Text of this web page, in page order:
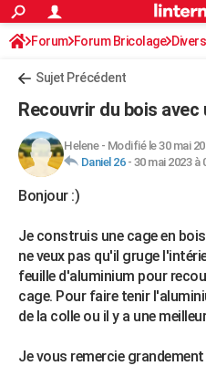
ACTUALITÉS
Politique
Société
Faits Divers
Education
Monde
Villes
+
FINANCE
Retraite
Impôts
Epargne
Immobilier
Risques naturels par ville
Banque
Assurance
Crédit
AUTO
Essais
Réserver un essai
Citadines
Berlines
SUV
Forum auto
+HIGH-TECH
Mobiles
Meilleur smartphone
Internet
Ordinateurs
Jeux vidéo
Guide high-tech
+BRICOLAGE
Forum
Aménagement intérieur
Extérieur
Cuisine
Salle de bains
Jardinage
Rangement
WEEK-END
Guides de France
Escapades
Patrimoine
Expositions
Musées
Week-end nature
+LIFESTYLE
Art de vivre
Bien-être
Loisirs
Mode
Modes de vie
SANTE
Forum Forum Bricolage
Sujet Précédent
Recouvrir du bois
Helene- Modifié le 30 mai
Daniel 26- 30 mai 2023 à
Bonjour :)
Je construis une cage en
ne veux pas qu'il gruge
feuille d'aluminium pour
cage. Pour faire tenir
de la colle ou il y a une
Je vous remercie